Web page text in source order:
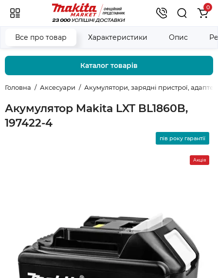
0
Каталог товарів
Головна Аксесуари Акумулятори, зарядні пристрої,
Акумулятор Makita LXT BL1860B,
197422-4
Все про товар Характеристики Опис
пів року гарантії
Акція